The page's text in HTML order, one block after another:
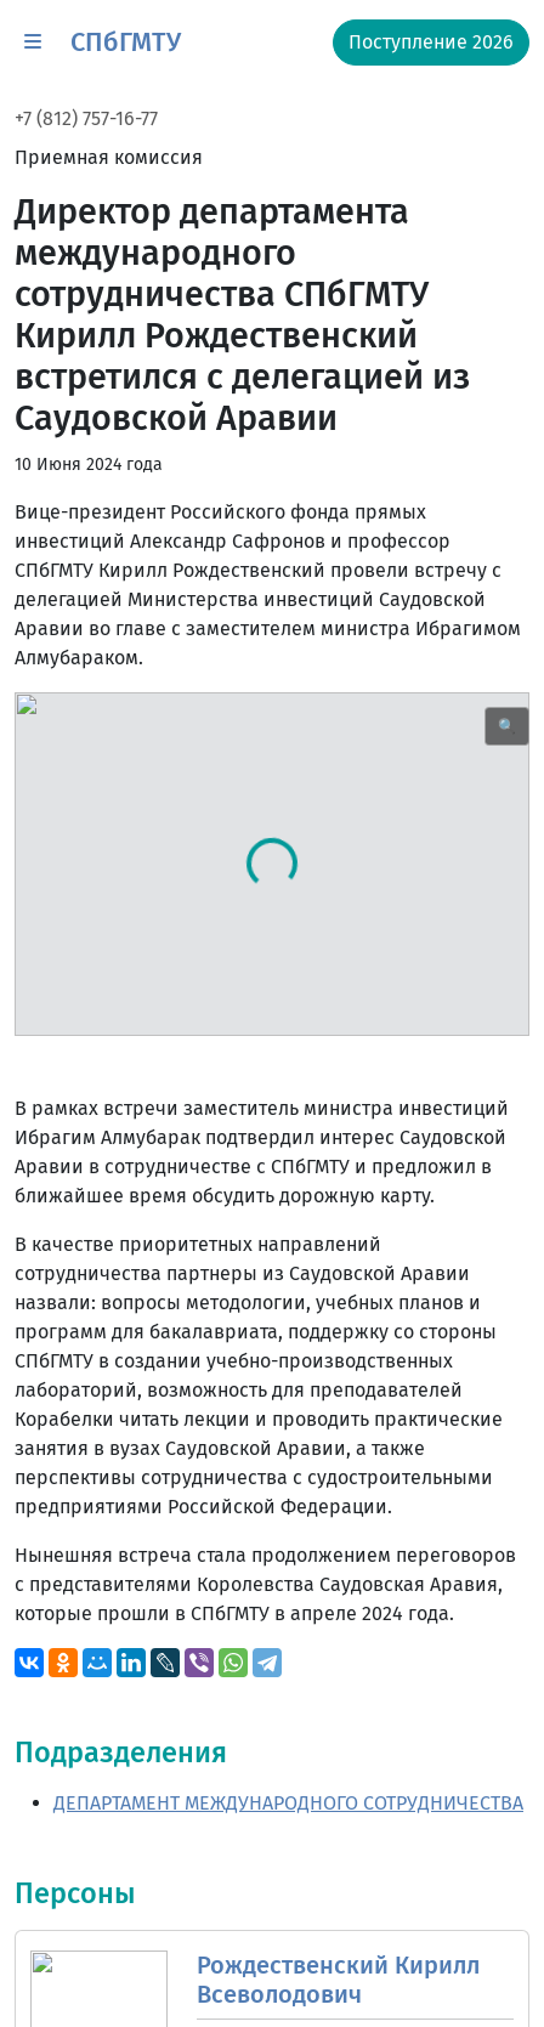
СПбГМТУ Поступление 2026
+7 (812) 757-16-77
Приемная комиссия
Директор департамента
международного
сотрудничества СПбГМТУ
Кирилл Рождественский
встретился с делегацией из
Саудовской Аравии
10 Июня 2024 года
Вице-президент Российского фонда прямых
инвестиций Александр Сафронов и профессор
СПбГМТУ Кирилл Рождественский провели встречу с
делегацией Министерства инвестиций Саудовской
Аравии во главе с заместителем министра Ибрагимом
Алмубараком.
🔍
В рамках встречи заместитель министра инвестиций
Ибрагим Алмубарак подтвердил интерес Саудовской
Аравии в сотрудничестве с СПбГМТУ и предложил в
ближайшее время обсудить дорожную карту.
В качестве приоритетных направлений
сотрудничества партнеры из Саудовской Аравии
назвали: вопросы методологии, учебных планов и
программ для бакалавриата, поддержку со стороны
СПбГМТУ в создании учебно-производственных
лабораторий, возможность для преподавателей
Корабелки читать лекции и проводить практические
занятия в вузах Саудовской Аравии, а также
перспективы сотрудничества с судостроительными
предприятиями Российской Федерации.
Нынешняя встреча стала продолжением переговоров
с представителями Королевства Саудовская Аравия,
которые прошли в СПбГМТУ в апреле 2024 года.
Подразделения
ДЕПАРТАМЕНТ МЕЖДУНАРОДНОГО СОТРУДНИЧЕСТВА
Персоны
Рождественский Кирилл
Всеволодович